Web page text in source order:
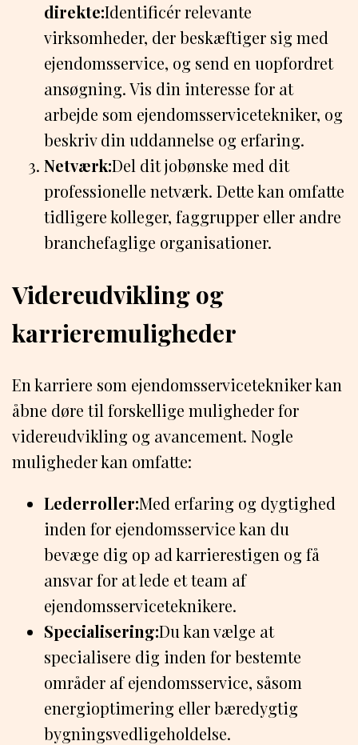
direkte:Identificér relevante
virksomheder, der beskæftiger sig med
ejendomsservice, og send en uopfordret
ansøgning. Vis din interesse for at
arbejde som ejendomsservicetekniker, og
beskriv din uddannelse og erfaring.
Netværk:Del dit jobønske med dit
professionelle netværk. Dette kan omfatte
tidligere kolleger, faggrupper eller andre
branchefaglige organisationer.
Videreudvikling og
karrieremuligheder
En karriere som ejendomsservicetekniker kan
åbne døre til forskellige muligheder for
videreudvikling og avancement. Nogle
muligheder kan omfatte:
Lederroller:Med erfaring og dygtighed
inden for ejendomsservice kan du
bevæge dig op ad karrierestigen og få
ansvar for at lede et team af
ejendomsserviceteknikere.
Specialisering:Du kan vælge at
specialisere dig inden for bestemte
områder af ejendomsservice, såsom
energioptimering eller bæredygtig
bygningsvedligeholdelse.